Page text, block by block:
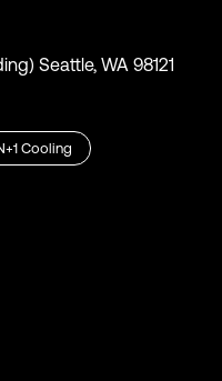
Seattle, WA 98121
Cooling